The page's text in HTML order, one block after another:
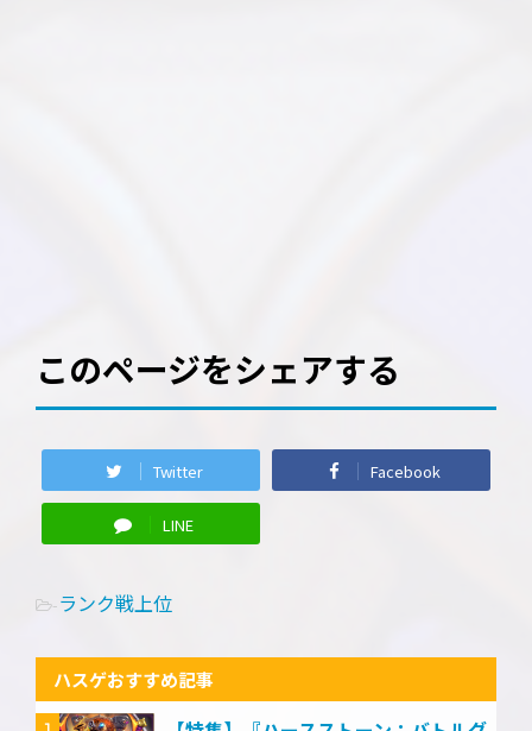
このページをシェアする
Twitter Facebook
LINE
-ランク戦上位
ハスゲおすすめ記事